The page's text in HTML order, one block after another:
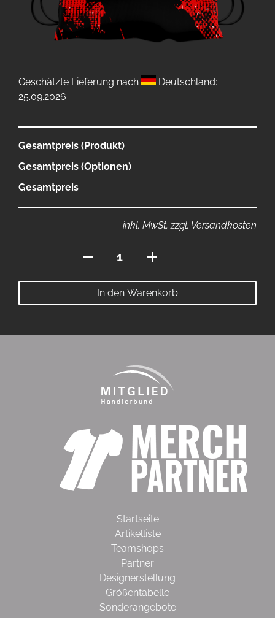
Geschätzte Lieferung nach
Deutschland:
25.09.2026
Gesamtpreis (Produkt)
Gesamtpreis (Optionen)
Gesamtpreis
inkl. MwSt. zzgl. Versandkosten
Menge
In den Warenkorb
Startseite
Artikelliste
Teamshops
Partner
Designerstellung
Größentabelle
Sonderangebote